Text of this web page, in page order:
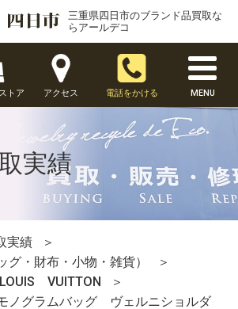
三重県四日市のブランド品買取な
らアールデコ
トア アクセス 電話をかける MENU
実績
実績
＞
グ・財布・小物・雑貨）
＞
VUITTON
＞
ノグラムバッグ ヴェルニショルダ